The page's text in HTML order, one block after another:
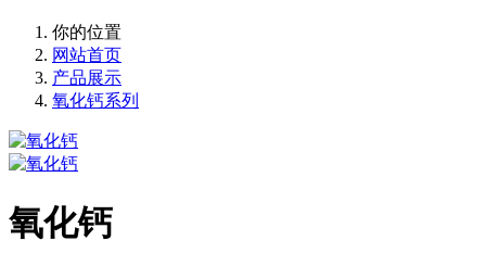
你的位置
网站首页
产品展示
氧化钙系列
氧化钙